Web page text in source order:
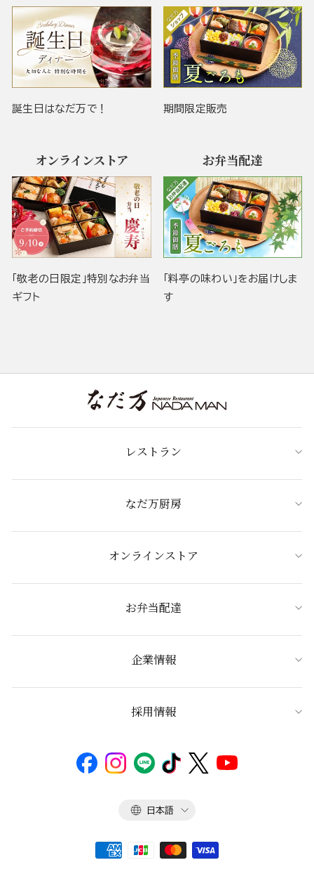
誕生日はなだ万で！ 期間限定販売
オンラインストア
「敬老の日限定」特別なお弁当
ギフト
お弁当配達
「料亭の味わい」をお届けしま
す
レストラン
なだ万厨房
オンラインストア
お弁当配達
企業情報
採用情報
言
日本語